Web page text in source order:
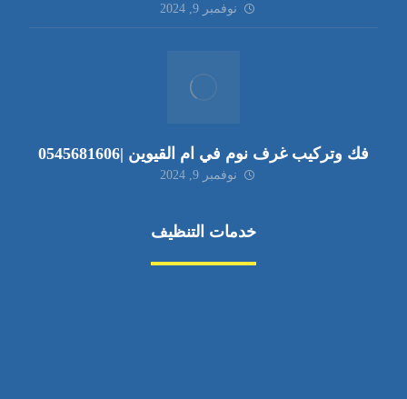
نوفمبر 9, 2024
فك وتركيب غرف نوم في ام القيوين |0545681606
نوفمبر 9, 2024
خدمات التنظيف